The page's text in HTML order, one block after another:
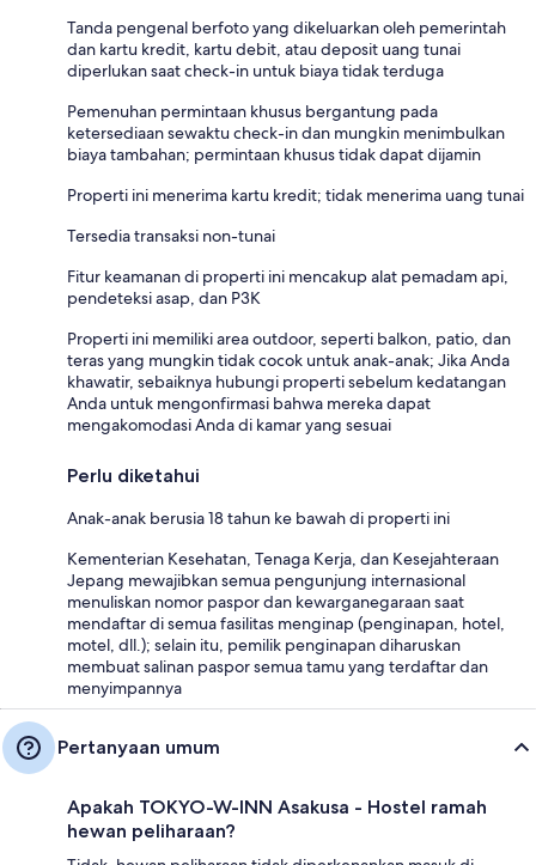
Tanda pengenal berfoto yang dikeluarkan oleh pemerintah
dan kartu kredit, kartu debit, atau deposit uang tunai
diperlukan saat check-in untuk biaya tidak terduga
Pemenuhan permintaan khusus bergantung pada
ketersediaan sewaktu check-in dan mungkin menimbulkan
biaya tambahan; permintaan khusus tidak dapat dijamin
Properti ini menerima kartu kredit; tidak menerima uang tunai
Tersedia transaksi non-tunai
Fitur keamanan di properti ini mencakup alat pemadam api,
pendeteksi asap, dan P3K
Properti ini memiliki area outdoor, seperti balkon, patio, dan
teras yang mungkin tidak cocok untuk anak-anak; Jika Anda
khawatir, sebaiknya hubungi properti sebelum kedatangan
Anda untuk mengonfirmasi bahwa mereka dapat
mengakomodasi Anda di kamar yang sesuai
Perlu diketahui
Anak-anak berusia 18 tahun ke bawah di properti ini
Kementerian Kesehatan, Tenaga Kerja, dan Kesejahteraan
Jepang mewajibkan semua pengunjung internasional
menuliskan nomor paspor dan kewarganegaraan saat
mendaftar di semua fasilitas menginap (penginapan, hotel,
motel, dll.); selain itu, pemilik penginapan diharuskan
membuat salinan paspor semua tamu yang terdaftar dan
menyimpannya
Pertanyaan umum
Apakah TOKYO-W-INN Asakusa - Hostel ramah
hewan peliharaan?